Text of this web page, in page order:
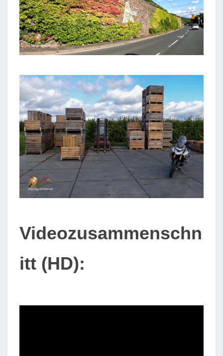
Videozusammenschn
itt (HD):